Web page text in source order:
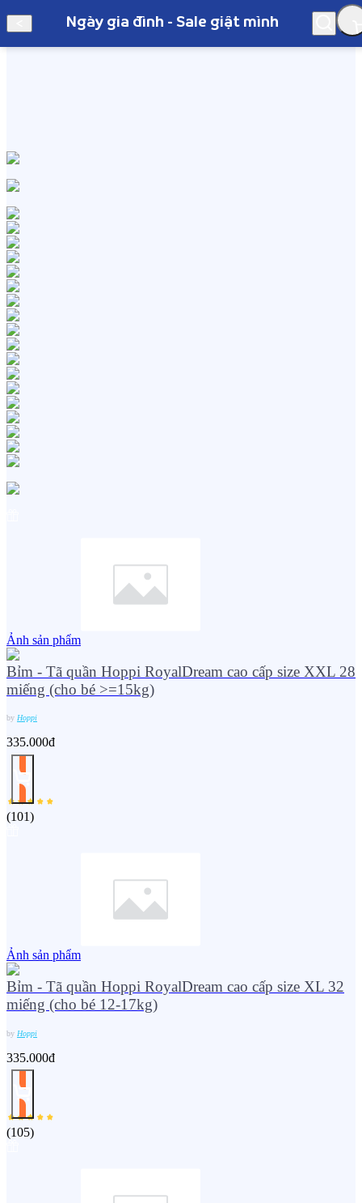
Ngày gia đình - Sale giật mình
Hà Nội
Ngày gia đình - Sale giật mình
Ảnh sản phẩm
Bỉm - Tã quần Hoppi RoyalDream cao cấp size XXL 28
miếng (cho bé >=15kg)
by Hoppi
335.000đ
(101)
Ảnh sản phẩm
Bỉm - Tã quần Hoppi RoyalDream cao cấp size XL 32
miếng (cho bé 12-17kg)
by Hoppi
335.000đ
(105)